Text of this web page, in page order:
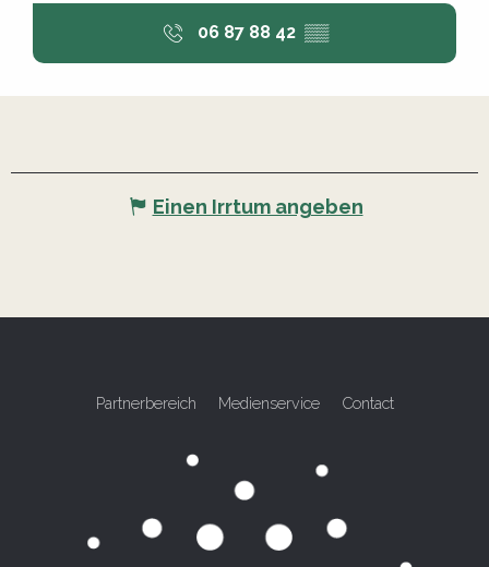
06 87 88 42 ▒▒
Einen Irrtum angeben
Partnerbereich Medienservice Contact